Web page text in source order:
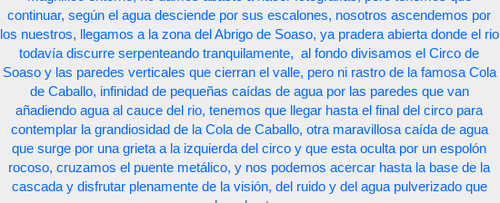
continuar, según el agua desciende por sus escalones, nosotros ascendemos por
los nuestros, llegamos a la zona del Abrigo de Soaso, ya pradera abierta donde el rio
todavía discurre serpenteando tranquilamente, al fondo divisamos el Circo de
Soaso y las paredes verticales que cierran el valle, pero ni rastro de la famosa Cola
de Caballo, infinidad de pequeñas caídas de agua por las paredes que van
añadiendo agua al cauce del rio, tenemos que llegar hasta el final del circo para
contemplar la grandiosidad de la Cola de Caballo, otra maravillosa caída de agua
que surge por una grieta a la izquierda del circo y que esta oculta por un espolón
rocoso, cruzamos el puente metálico, y nos podemos acercar hasta la base de la
cascada y disfrutar plenamente de la visión, del ruido y del agua pulverizado que